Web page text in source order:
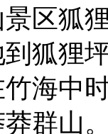
区狐
狐狸
海中
群山